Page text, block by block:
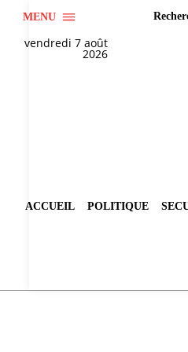
MENU
vendredi 7 août
2026
ACCUEIL POLITIQUE